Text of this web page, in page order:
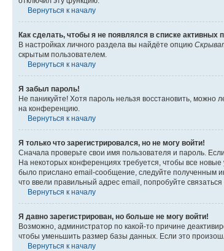
Вернуться к началу
Как сделать, чтобы я не появлялся в списке активных
В настройках личного раздела вы найдёте опцию
скрытым пользователем.
Вернуться к началу
Я забыл пароль!
Не паникуйте! Хотя пароль нельзя восстановить, можно
на конференцию.
Вернуться к началу
Я только что зарегистрировался, но не могу войти!
Сначала проверьте свои имя пользователя и пароль.
На некоторых конференциях требуется, чтобы все
было прислано email-сообщение, следуйте полученным
что ввели правильный адрес email, попробуйте
Вернуться к началу
Я давно зарегистрирован, но больше не могу войти!
Возможно, администратор по какой-то причине
чтобы уменьшить размер базы данных. Если это
Вернуться к началу